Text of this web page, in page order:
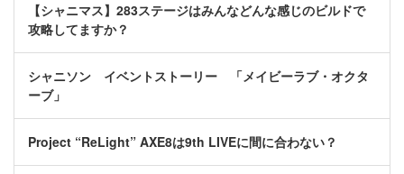
【シャニマス】283ステージはみんなどんな感じのビルドで
攻略してますか？
シャニソン イベントストーリー 「メイビーラブ・オクタ
ーブ」
Project “ReLight” AXE8は9th LIVEに間に合わない？